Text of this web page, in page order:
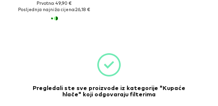
Prvotno: 49,90 €
Posljednja najniža cijena:26,18 €
Pregledali ste sve proizvode iz kategorije "Kupaće
hlače" koji odgovaraju filterima